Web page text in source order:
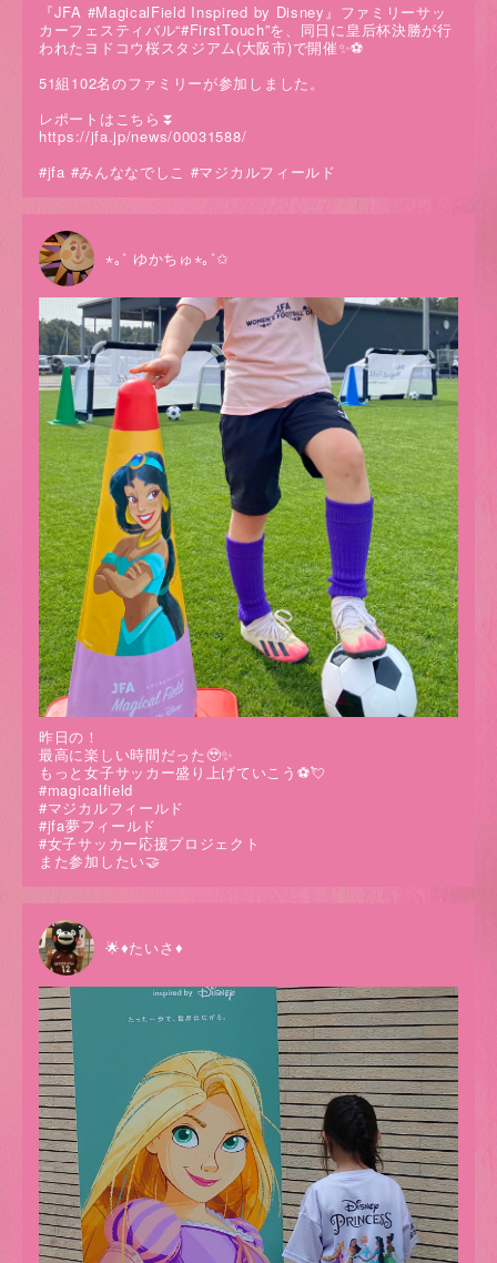
『JFA #MagicalField Inspired by Disney』ファミリーサッ
カーフェスティバル“#FirstTouch”を、同日に皇后杯決勝が行
われたヨドコウ桜スタジアム(大阪市)で開催✨⚽️
51組102名のファミリーが参加しました。
レポートはこちら⏬
https://jfa.jp/news/00031588/
#jfa #みんななでしこ #マジカルフィールド
⋆｡˚ ゆかちゅ⋆｡˚✩
昨日の！
最高に楽しい時間だった🥹✨
もっと女子サッカー盛り上げていこう⚽️💘
#magicalfield
#マジカルフィールド
#jfa夢フィールド
#女子サッカー応援プロジェクト
また参加したい🤝
🌟♦たいさ♦